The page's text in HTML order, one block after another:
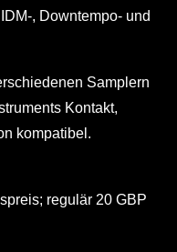
, Downtempo- und
Samplern
Kontakt,
kompatibel.
regulär 20 GBP